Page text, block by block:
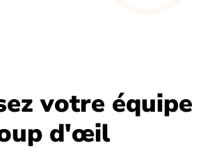
votre équipe
d'œil